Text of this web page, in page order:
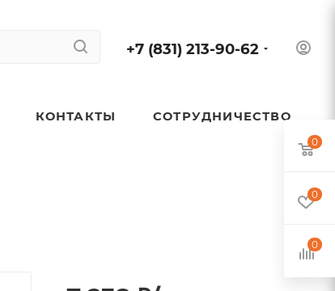
+7 (831) 213-90-62
КОНТАКТЫ СОТРУДНИЧЕСТВО
0
0
0